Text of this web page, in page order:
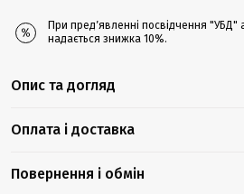
При предʼявленні посвідчення "УБД"
надається знижка 10%.
Опис та догляд
Оплата і доставка
Повернення і обмін